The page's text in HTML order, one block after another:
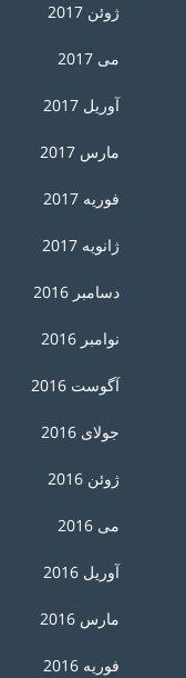
ژوئن 2017
می 2017
آوریل 2017
مارس 2017
فوریه 2017
ژانویه 2017
دسامبر 2016
نوامبر 2016
آگوست 2016
جولای 2016
ژوئن 2016
می 2016
آوریل 2016
مارس 2016
فوریه 2016